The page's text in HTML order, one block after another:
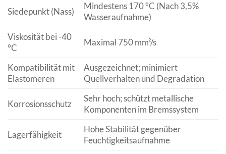
Siedepunkt (Nass)
Mindestens 170 °C (Nach 3,5%
Wasseraufnahme)
Viskosität bei -40
°C
Maximal 750 mm²/s
Kompatibilität mit
Elastomeren
Ausgezeichnet; minimiert
Quellverhalten und Degradation
Korrosionsschutz
Sehr hoch; schützt metallische
Komponenten im Bremssystem
Lagerfähigkeit
Hohe Stabilität gegenüber
Feuchtigkeitsaufnahme